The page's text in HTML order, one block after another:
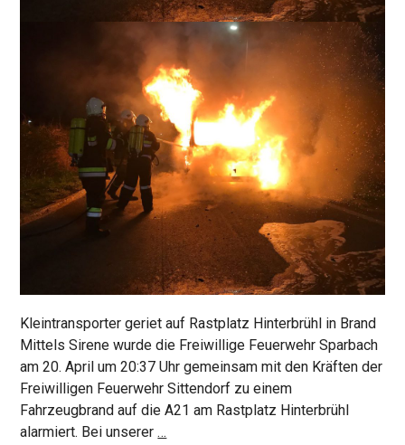
Kleintransporter geriet auf Rastplatz Hinterbrühl in Brand
Mittels Sirene wurde die Freiwillige Feuerwehr Sparbach
am 20. April um 20:37 Uhr gemeinsam mit den Kräften der
Freiwilligen Feuerwehr Sittendorf zu einem
Fahrzeugbrand auf die A21 am Rastplatz Hinterbrühl
alarmiert. Bei unserer…